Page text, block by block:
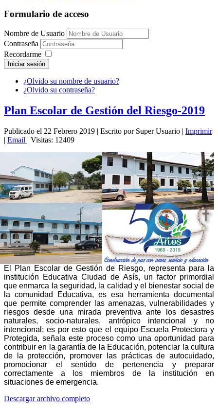
Formulario de acceso
Nombre de Usuario
Contraseña
Recordarme
Iniciar sesión
¿Olvido su nombre de usuario?
¿Olvido su contraseña?
Plan Escolar de Gestión del Riesgo-2019
Publicado el 22 Febrero 2019 | Escrito por Super Usuario | Imprimir
| Email | Visitas: 12409
El Plan Escolar de Gestión de Riesgo, representa para la
institución Educativa Ciudad de Asís, un factor primordial
que enmarca la seguridad, la calidad y el bienestar social de
la comunidad Educativa, es esa herramienta documental
que permite comprender las amenazas, vulnerabilidades y
riesgos desde una mirada preventiva ante los desastres
naturales, socio-naturales, antrópico intencional y no
intencional; es por esto que el equipo Escuela Protectora y
Protegida, señala este proceso como una oportunidad para
contribuir en la garantía de la Educación, potenciar la cultura
de la protección, promover las prácticas de autocuidado,
promocionar el sentido de pertenencia y preparar
correctamente a los miembros de la institución en
situaciones de emergencia.
Descargar archivo completo